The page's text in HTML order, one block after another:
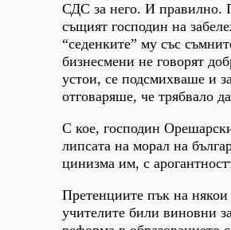
СДС за него. И правилно.
същият господин на
“седенките” му със
бизнесмени не говорят
устои, се подсмихваше и
отговаряше, че трябвало
С кое, господин
липсата на морал на
цинизма им, с
Претенциите пък на някои
учителите били виновни